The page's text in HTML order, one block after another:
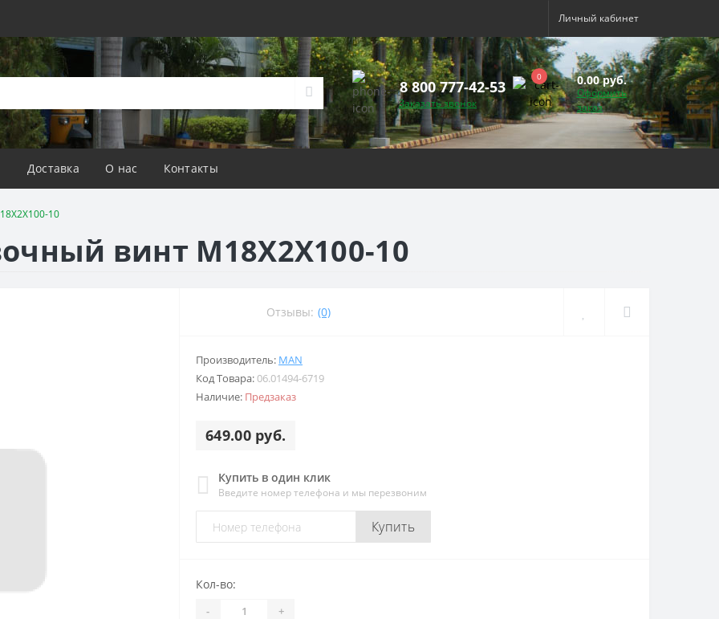
Личный кабинет
8 800 777-42-53
Заказать звонок
0 0.00 руб.
Оформить
заказ
Доставка О нас Контакты
10
винт M18X2X100-10
Отзывы: (0)
Производитель: MAN
Код Товара:06.01494-6719
Наличие: Предзаказ
649.00 руб.
Купить в один клик
Введите номер телефона и мы перезвоним
Купить
Кол-во:
- +